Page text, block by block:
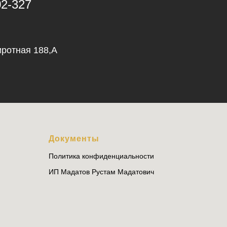
327
188,А
Документы
Политика конфиденциальности
ИП Мадатов Рустам Мадатович